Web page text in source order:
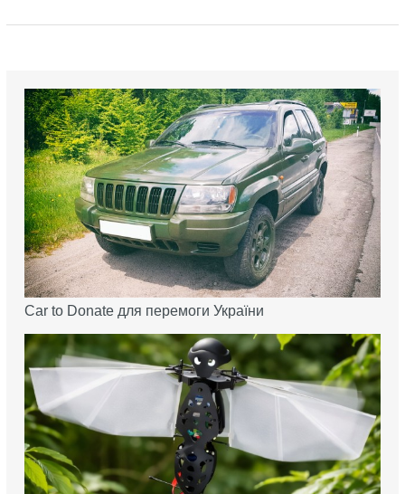
Car to Donate для перемоги України